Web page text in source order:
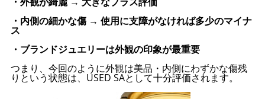
・内側の細かな傷 → 使用に支障がなければ多少のマイナ
ス
・ブランドジュエリーは外観の印象が最重要
つまり、今回のように外観は美品・内側にわずかな傷残
りという状態は、USED SAとして十分評価されます。